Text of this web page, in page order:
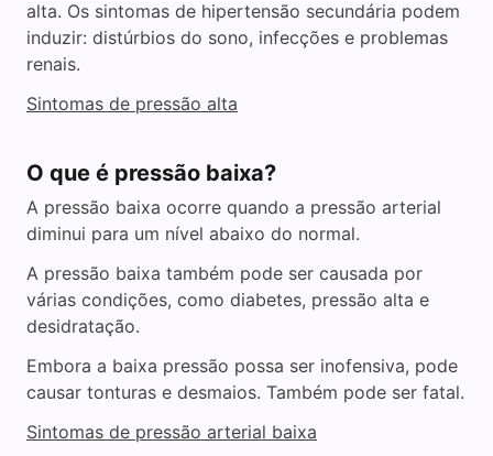
alta. Os sintomas de hipertensão secundária podem
induzir: distúrbios do sono, infecções e problemas
renais.
Sintomas de pressão alta
O que é pressão baixa?
A pressão baixa ocorre quando a pressão arterial
diminui para um nível abaixo do normal.
A pressão baixa também pode ser causada por
várias condições, como diabetes, pressão alta e
desidratação.
Embora a baixa pressão possa ser inofensiva, pode
causar tonturas e desmaios. Também pode ser fatal.
Sintomas de pressão arterial baixa